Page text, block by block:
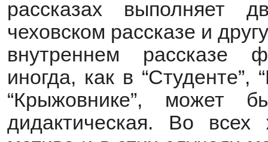
рассказах
чеховском рассказе и
внутреннем рассказе
иногда, как в “Студенте”,
“Крыжовнике”, может
дидактическая. Во